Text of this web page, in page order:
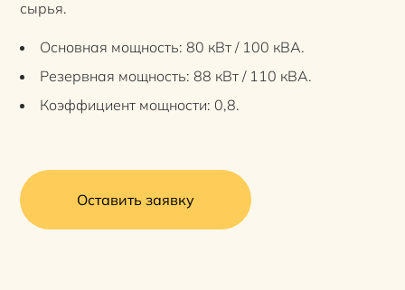
сырья.
Основная мощность: 80 кВт / 100 кВА.
Резервная мощность: 88 кВт / 110 кВА.
Коэффициент мощности: 0,8.
Оставить заявку